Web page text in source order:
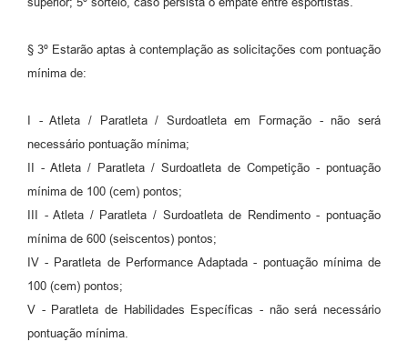
§ 3º Estarão aptas à contemplação as solicitações com pontuação
mínima de:
I - Atleta / Paratleta / Surdoatleta em Formação - não será
necessário pontuação mínima;
II - Atleta / Paratleta / Surdoatleta de Competição - pontuação
mínima de 100 (cem) pontos;
III - Atleta / Paratleta / Surdoatleta de Rendimento - pontuação
mínima de 600 (seiscentos) pontos;
IV - Paratleta de Performance Adaptada - pontuação mínima de
100 (cem) pontos;
V - Paratleta de Habilidades Específicas - não será necessário
pontuação mínima.